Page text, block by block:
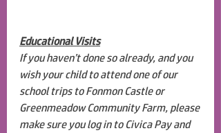
Educational Visits
If you haven’t done so already, and you
wish your child to attend one of our
school trips to Fonmon Castle or
Greenmeadow Community Farm, please
make sure you log in to Civica Pay and